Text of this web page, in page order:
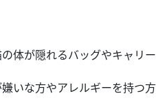
体が隠れるバッグやキャリー
いな方やアレルギーを持つ方